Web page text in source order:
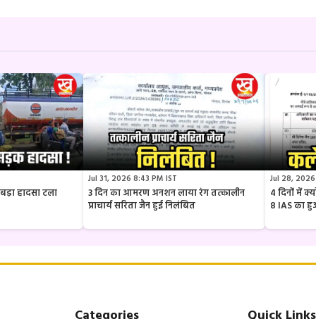
हादसा टला
Jul 31, 2026 8:43 PM IST
3 दिन का आमरण अनशन लाया रंग तत्कालीन
प्राचार्य सरिता जैन हुई निलंबित
Jul 28, 2026
4 दिनों में
8 IAS का